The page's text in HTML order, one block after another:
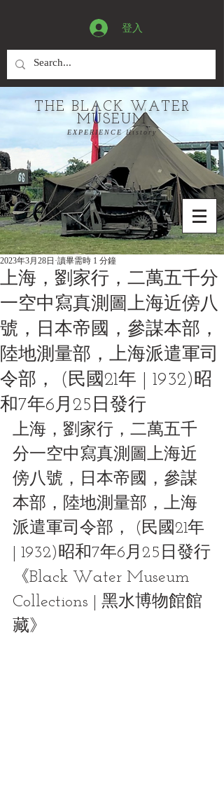
登入
THE BLACK WATER
MUSEUM
EXPERIENCE History
上海，劉家行，二萬五千分
一空中寫真測圖上海近傍八
號，日本帝國，參謀本部，
陸地測量部，上海派遣軍司
令部， (民國21年 | 1932)昭
和7年6月25日發行
2023年3月28日 讀畢需時 1 分鐘
上海，劉家行，二萬五千
分一空中寫真測圖上海近
傍八號，日本帝國，參謀
本部，陸地測量部，上海
派遣軍司令部， (民國21年
| 1932)昭和7年6月25日發行
《Black Water Museum
Collections | 黑水博物館館
藏》